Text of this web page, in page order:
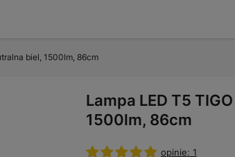
biel, 1500lm, 86cm
Lampa LED T5
1500lm, 86cm
opinie: 1